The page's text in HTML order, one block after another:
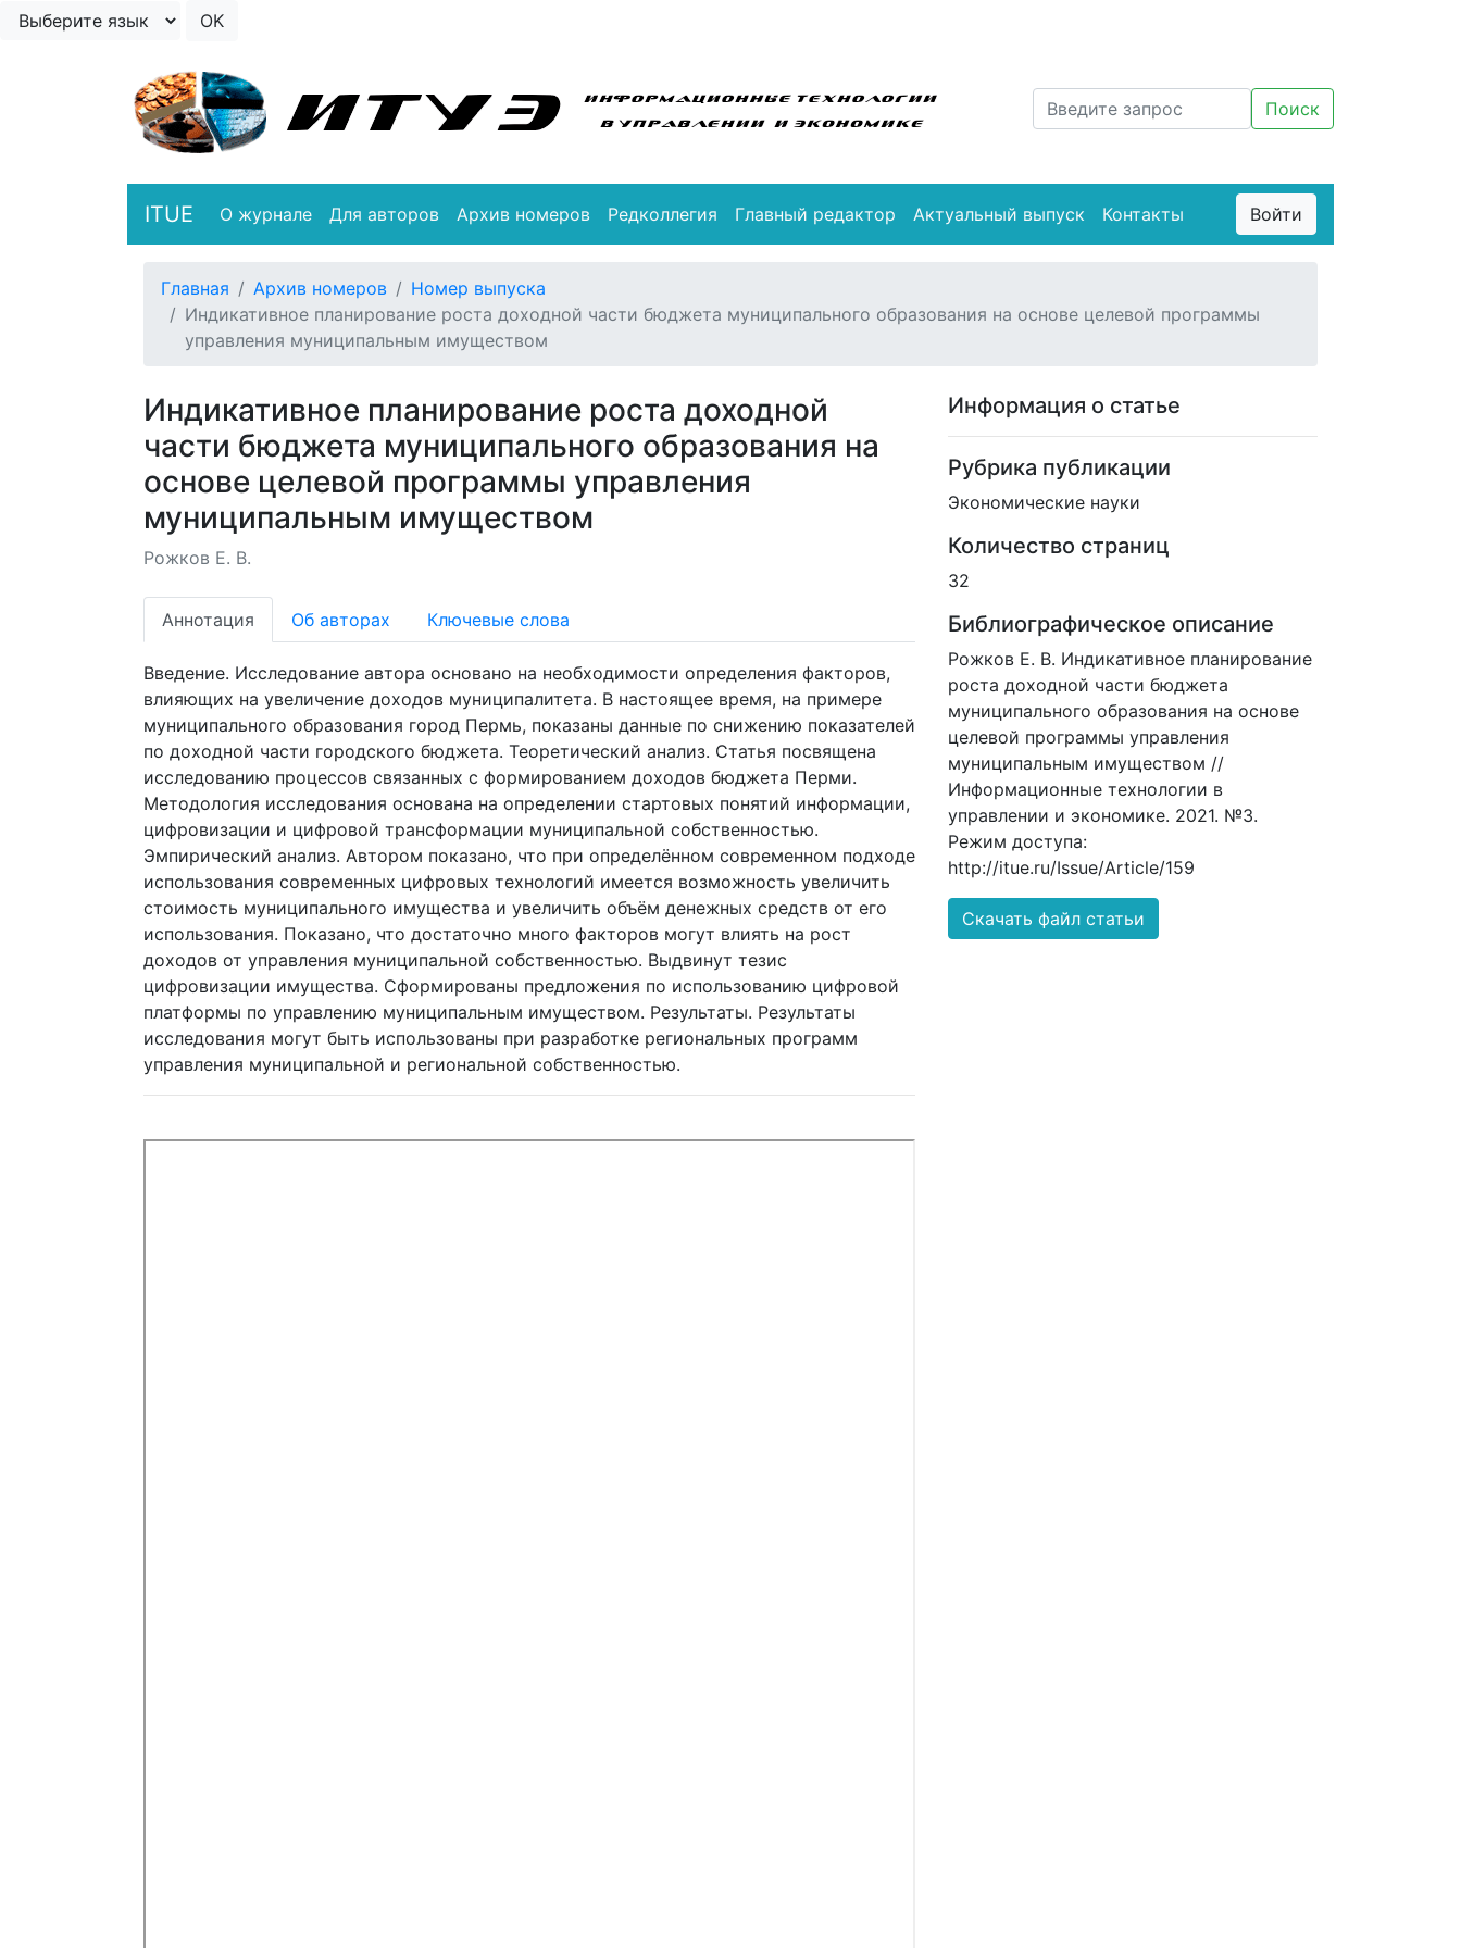
ITUE О журнале Для авторов Архив номеров Редколлегия Главный редактор Актуальный выпуск Контакты Войти
Главная Архив номеров
Номер выпуска
Индикативное планирование роста доходной части бюджета муниципального образования на основе целевой программы
управления муниципальным имуществом
Индикативное планирование роста доходной
части бюджета муниципального образования на
основе целевой программы управления
муниципальным имуществом
Рожков Е. В.
Аннотация Об авторах Ключевые слова
Введение. Исследование автора основано на необходимости определения факторов,
влияющих на увеличение доходов муниципалитета. В настоящее время, на примере
муниципального образования город Пермь, показаны данные по снижению показателей
по доходной части городского бюджета. Теоретический анализ. Статья посвящена
исследованию процессов связанных с формированием доходов бюджета Перми.
Методология исследования основана на определении стартовых понятий информации,
цифровизации и цифровой трансформации муниципальной собственностью.
Эмпирический анализ. Автором показано, что при определённом современном подходе
использования современных цифровых технологий имеется возможность увеличить
стоимость муниципального имущества и увеличить объём денежных средств от его
использования. Показано, что достаточно много факторов могут влиять на рост
доходов от управления муниципальной собственностью. Выдвинут тезис
цифровизации имущества. Сформированы предложения по использованию цифровой
платформы по управлению муниципальным имуществом. Результаты. Результаты
исследования могут быть использованы при разработке региональных программ
управления муниципальной и региональной собственностью.
Информация о статье
Рубрика публикации
Экономические науки
Количество страниц
32
Библиографическое описание
Рожков Е. В. Индикативное планирование
роста доходной части бюджета
муниципального образования на основе
целевой программы управления
муниципальным имуществом //
Информационные технологии в
управлении и экономике. 2021. №3.
Режим доступа:
http://itue.ru/Issue/Article/159
Скачать файл статьи